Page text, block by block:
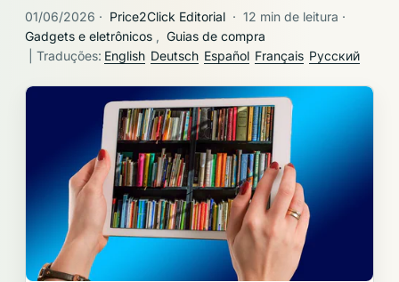
01/06/2026 · Price2Click Editorial · 12 min de leitura ·
Gadgets e eletrônicos , Guias de compra
| Traduções: English Deutsch Español Français Русский